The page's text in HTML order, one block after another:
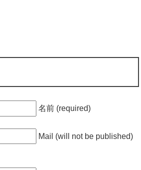
名前 (required)
Mail (will not be published)